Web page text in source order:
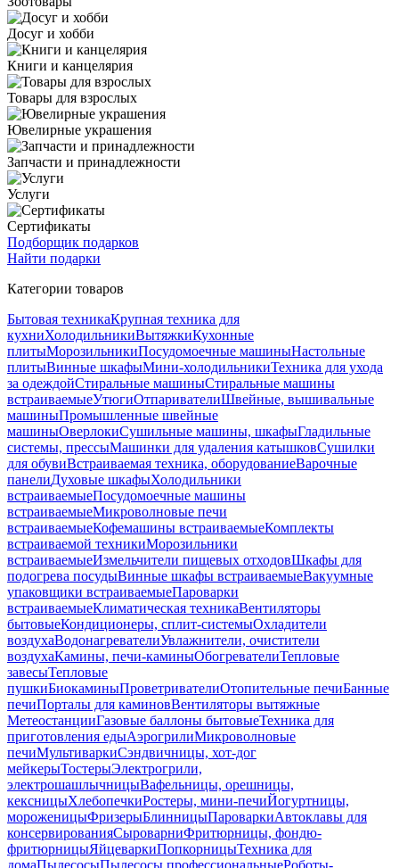
Досуг и хобби
Книги и канцелярия
Товары для взрослых
Ювелирные украшения
Запчасти и принадлежности
Услуги
Сертификаты
Подборщик подарков
Найти подарки
Категории товаров
Бытовая техникаКрупная техника для
кухниХолодильникиВытяжкиКухонные
плитыМорозильникиПосудомоечные машиныНастольные
плитыВинные шкафыМини-холодильникиТехника для ухода
за одеждойСтиральные машиныСтиральные машины
встраиваемыеУтюгиОтпаривателиШвейные, вышивальные
машиныПромышленные швейные
машиныОверлокиСушильные машины, шкафыГладильные
системы, прессыМашинки для удаления катышковСушилки
для обувиВстраиваемая техника, оборудованиеВарочные
панелиДуховые шкафыХолодильники
встраиваемыеПосудомоечные машины
встраиваемыеМикроволновые печи
встраиваемыеКофемашины встраиваемыеКомплекты
встраиваемой техникиМорозильники
встраиваемыеИзмельчители пищевых отходовШкафы для
подогрева посудыВинные шкафы встраиваемыеВакуумные
упаковщики встраиваемыеПароварки
встраиваемыеКлиматическая техникаВентиляторы
бытовыеКондиционеры, сплит-системыОхладители
воздухаВодонагревателиУвлажнители, очистители
воздухаКамины, печи-каминыОбогревателиТепловые
завесыТепловые
пушкиБиокаминыПроветривателиОтопительные печиБанные
печиПорталы для каминовВентиляторы вытяжные
МетеостанцииГазовые баллоны бытовыеТехника для
приготовления едыАэрогрилиМикроволновые
печиМультиваркиСэндвичницы, хот-дог
мейкерыТостерыЭлектрогрили,
электрошашлычницыВафельницы, орешницы,
кексницыХлебопечкиРостеры, мини-печиЙогуртницы,
мороженицыФризерыБлинницыПароваркиАвтоклавы для
консервированияСыроварниФритюрницы, фондю-
фритюрницыЯйцеваркиПопкорницыТехника для
домаПылесосыПылесосы профессиональныеРоботы-